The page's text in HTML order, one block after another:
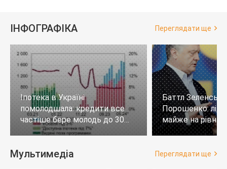
ІНФОГРАФІКА Переглядати ще
Іпотека в Україні
помолодшала: кредити все
частіше бере молодь до 30
років
Баттл
Порошенко:
майже на
тих, хто не
Мультимедіа Переглядати ще